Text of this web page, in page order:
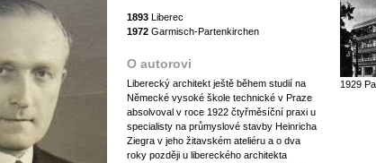
1893 Liberec
1972 Garmisch-Partenkirchen
O autorovi
Liberecký architekt ještě během studií na
Německé vysoké škole technické v Praze
absolvoval v roce 1922 čtyřměsíční praxi u
specialisty na průmyslové stavby Heinricha
Ziegra v jeho žitavském ateliéru a o dva
roky později u libereckého architekta
1929